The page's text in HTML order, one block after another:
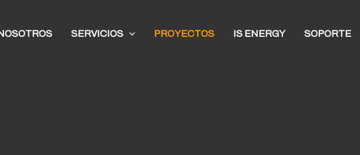
SERVICIOS PROYECTOS IS ENERGY SOPORTE